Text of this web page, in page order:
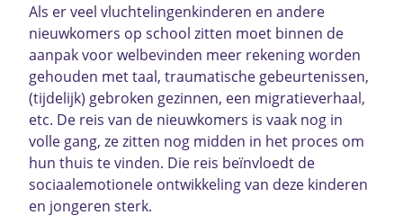
Als er veel vluchtelingenkinderen en andere
nieuwkomers op school zitten moet binnen de
aanpak voor welbevinden meer rekening worden
gehouden met taal, traumatische gebeurtenissen,
(tijdelijk) gebroken gezinnen, een migratieverhaal,
etc. De reis van de nieuwkomers is vaak nog in
volle gang, ze zitten nog midden in het proces om
hun thuis te vinden. Die reis beïnvloedt de
sociaalemotionele ontwikkeling van deze kinderen
en jongeren sterk.